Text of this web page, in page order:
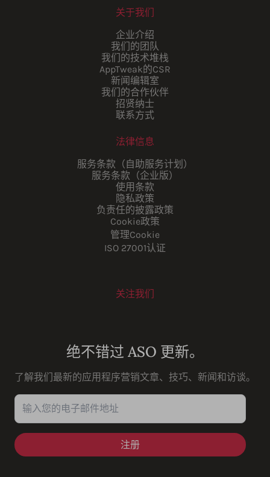
关于我们
企业介绍
我们的团队
我们的技术堆栈
AppTweak的CSR
新闻编辑室
我们的合作伙伴
招贤纳士
联系方式
法律信息
服务条款（自助服务计划）
服务条款（企业版）
使用条款
隐私政策
负责任的披露政策
Cookie政策
管理Cookie
ISO 27001认证
关注我们
绝不错过 ASO 更新。
了解我们最新的应用程序营销文章、技巧、新闻和访谈。
输入您的电子邮件地址